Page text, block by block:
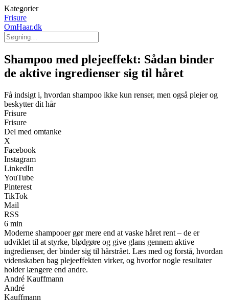
Kategorier
Frisure
OmHaar.dk
Shampoo med plejeeffekt: Sådan binder
de aktive ingredienser sig til håret
Få indsigt i, hvordan shampoo ikke kun renser, men også plejer og
beskytter dit hår
Frisure
Frisure
Del med omtanke
X
Facebook
Instagram
LinkedIn
YouTube
Pinterest
TikTok
Mail
RSS
6 min
Moderne shampooer gør mere end at vaske håret rent – de er
udviklet til at styrke, blødgøre og give glans gennem aktive
ingredienser, der binder sig til hårstrået. Læs med og forstå, hvordan
videnskaben bag plejeeffekten virker, og hvorfor nogle resultater
holder længere end andre.
André Kauffmann
André
Kauffmann